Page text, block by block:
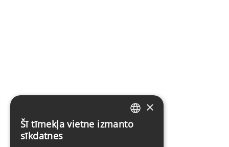
LATVIAN
×
Šī tīmekļa vietne izmanto
sīkdatnes